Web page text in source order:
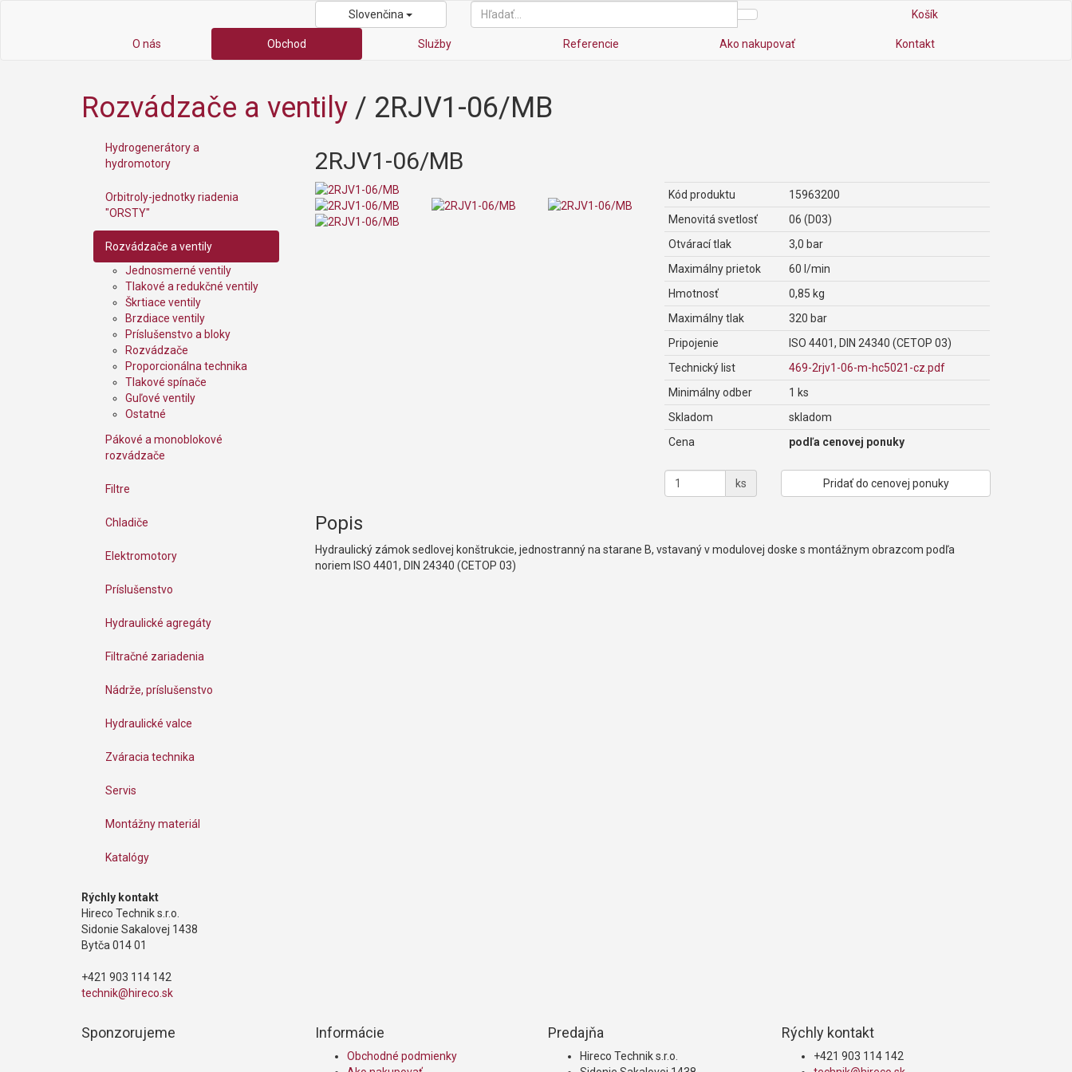
Slovenčina Košík
O nás Obchod Služby Referencie Ako nakupovať Kontakt
Rozvádzače a ventily / 2RJV1-06/MB
Hydrogenerátory a
hydromotory
Orbitroly-jednotky riadenia
"ORSTY"
Rozvádzače a ventily
Jednosmerné ventily
Tlakové a redukčné ventily
Škrtiace ventily
Brzdiace ventily
Príslušenstvo a bloky
Rozvádzače
Proporcionálna technika
Tlakové spínače
Guľové ventily
Ostatné
Pákové a monoblokové
rozvádzače
Filtre
Chladiče
Elektromotory
Príslušenstvo
Hydraulické agregáty
Filtračné zariadenia
Nádrže, príslušenstvo
Hydraulické valce
Zváracia technika
Servis
Montážny materiál
Katalógy
Rýchly kontakt
Hireco Technik s.r.o.
Sidonie Sakalovej 1438
Bytča 014 01
+421 903 114 142
technik@hireco.sk
2RJV1-06/MB
Kód produktu
15963200
Menovitá svetlosť
06 (D03)
Otvárací tlak
3,0 bar
Maximálny prietok
60 l/min
Hmotnosť
0,85 kg
Maximálny tlak
320 bar
Pripojenie
ISO 4401, DIN 24340 (CETOP 03)
Technický list
469-2rjv1-06-m-hc5021-cz.pdf
Minimálny odber
1 ks
Skladom
skladom
Cena
podľa cenovej ponuky
ks Pridať do cenovej ponuky
Popis
Hydraulický zámok sedlovej konštrukcie, jednostranný na starane B, vstavaný v modulovej doske s montážnym obrazcom podľa
noriem ISO 4401, DIN 24340 (CETOP 03)
Sponzorujeme Informácie
Obchodné podmienky
Predajňa
Hireco Technik s.r.o.
Rýchly kontakt
+421 903 114 142